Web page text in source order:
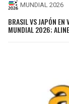
MUNDIAL 2026
BRASIL VS JAPÓN EN
MUNDIAL 2026;